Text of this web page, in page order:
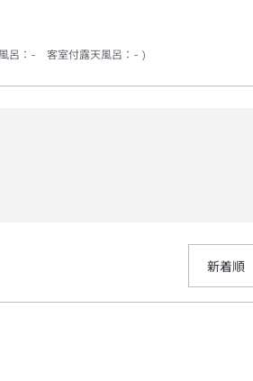
呂 ： - 客室付露天風呂 ： -
新着順